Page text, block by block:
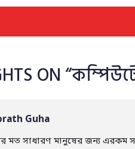
ON “
Guha
মত সাধারণ মানুষের জন্য এরকম